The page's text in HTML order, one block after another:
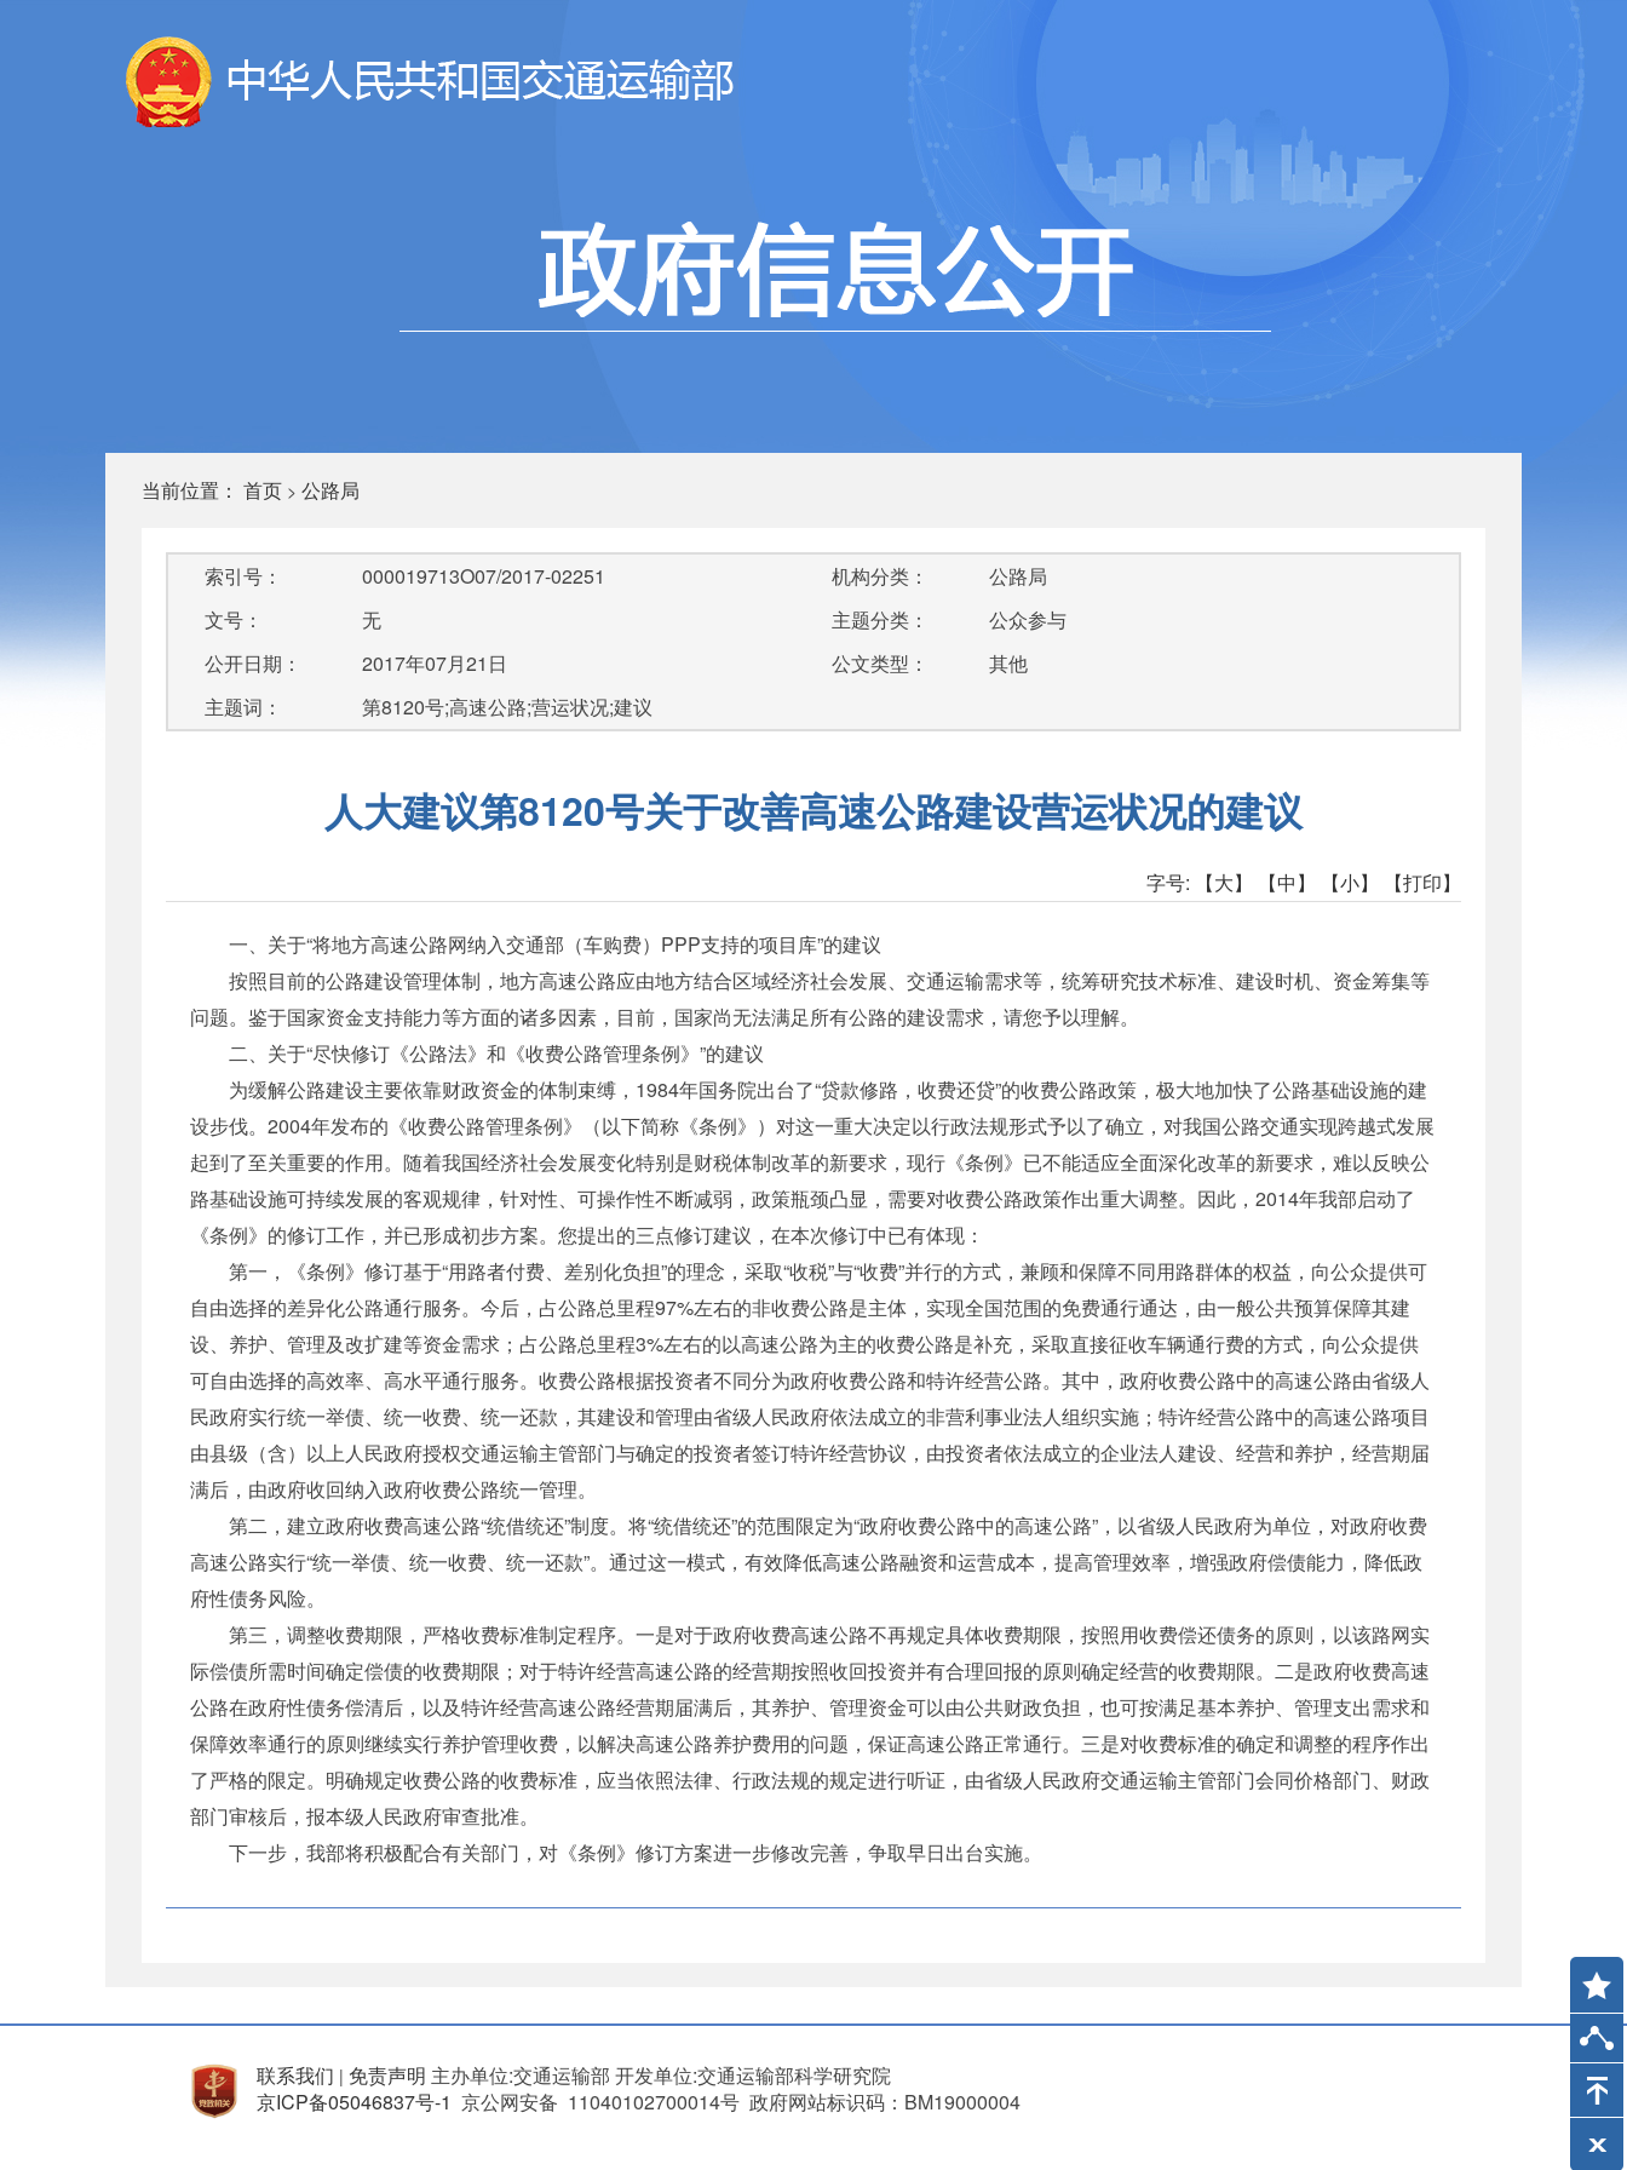
当前位置： 首页 > 公路局
索引号：
000019713O07/2017-02251
文号：
无
公开日期：
2017年07月21日
主题词：
第8120号;高速公路;营运状况;建议
机构分类：
公路局
主题分类：
公众参与
公文类型：
其他
人大建议第8120号关于改善高速公路建设营运状况的建议
字号: 【大】 【中】 【小】 【打印】
一、关于“将地方高速公路网纳入交通部（车购费）PPP支持的项目库”的建议
按照目前的公路建设管理体制，地方高速公路应由地方结合区域经济社会发展、交通运输需求等，统筹研究技术标准、建设时机、资金筹集等
问题。鉴于国家资金支持能力等方面的诸多因素，目前，国家尚无法满足所有公路的建设需求，请您予以理解。
二、关于“尽快修订《公路法》和《收费公路管理条例》”的建议
为缓解公路建设主要依靠财政资金的体制束缚，1984年国务院出台了“贷款修路，收费还贷”的收费公路政策，极大地加快了公路基础设施的建
设步伐。2004年发布的《收费公路管理条例》（以下简称《条例》）对这一重大决定以行政法规形式予以了确立，对我国公路交通实现跨越式发展
起到了至关重要的作用。随着我国经济社会发展变化特别是财税体制改革的新要求，现行《条例》已不能适应全面深化改革的新要求，难以反映公
路基础设施可持续发展的客观规律，针对性、可操作性不断减弱，政策瓶颈凸显，需要对收费公路政策作出重大调整。因此，2014年我部启动了
《条例》的修订工作，并已形成初步方案。您提出的三点修订建议，在本次修订中已有体现：
第一，《条例》修订基于“用路者付费、差别化负担”的理念，采取“收税”与“收费”并行的方式，兼顾和保障不同用路群体的权益，向公众提供可
自由选择的差异化公路通行服务。今后，占公路总里程97%左右的非收费公路是主体，实现全国范围的免费通行通达，由一般公共预算保障其建
设、养护、管理及改扩建等资金需求；占公路总里程3%左右的以高速公路为主的收费公路是补充，采取直接征收车辆通行费的方式，向公众提供
可自由选择的高效率、高水平通行服务。收费公路根据投资者不同分为政府收费公路和特许经营公路。其中，政府收费公路中的高速公路由省级人
民政府实行统一举债、统一收费、统一还款，其建设和管理由省级人民政府依法成立的非营利事业法人组织实施；特许经营公路中的高速公路项目
由县级（含）以上人民政府授权交通运输主管部门与确定的投资者签订特许经营协议，由投资者依法成立的企业法人建设、经营和养护，经营期届
满后，由政府收回纳入政府收费公路统一管理。
第二，建立政府收费高速公路“统借统还”制度。将“统借统还”的范围限定为“政府收费公路中的高速公路”，以省级人民政府为单位，对政府收费
高速公路实行“统一举债、统一收费、统一还款”。通过这一模式，有效降低高速公路融资和运营成本，提高管理效率，增强政府偿债能力，降低政
府性债务风险。
第三，调整收费期限，严格收费标准制定程序。一是对于政府收费高速公路不再规定具体收费期限，按照用收费偿还债务的原则，以该路网实
际偿债所需时间确定偿债的收费期限；对于特许经营高速公路的经营期按照收回投资并有合理回报的原则确定经营的收费期限。二是政府收费高速
公路在政府性债务偿清后，以及特许经营高速公路经营期届满后，其养护、管理资金可以由公共财政负担，也可按满足基本养护、管理支出需求和
保障效率通行的原则继续实行养护管理收费，以解决高速公路养护费用的问题，保证高速公路正常通行。三是对收费标准的确定和调整的程序作出
了严格的限定。明确规定收费公路的收费标准，应当依照法律、行政法规的规定进行听证，由省级人民政府交通运输主管部门会同价格部门、财政
部门审核后，报本级人民政府审查批准。
下一步，我部将积极配合有关部门，对《条例》修订方案进一步修改完善，争取早日出台实施。
联系我们 | 免责声明 主办单位:交通运输部 开发单位:交通运输部科学研究院
京ICP备05046837号-1 京公网安备 11040102700014号 政府网站标识码：BM19000004